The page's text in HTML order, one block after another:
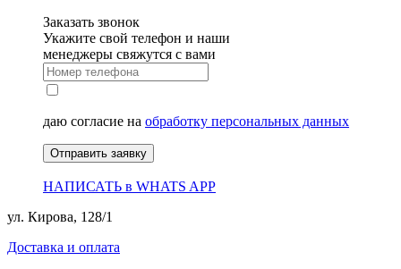
Заказать звонок
Укажите свой телефон и наши
менеджеры свяжутся с вами
даю согласие на обработку персональных данных
Отправить заявку
НАПИСАТЬ в WHATS APP
ул. Кирова, 128/1
Доставка и оплата